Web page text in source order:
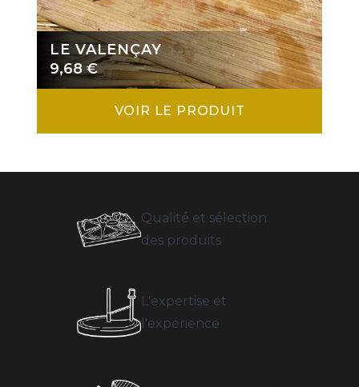
LE VALENÇAY
9,68 €
VOIR LE PRODUIT
Qualité et sélection
des produits
L'expertise et
l'expérience